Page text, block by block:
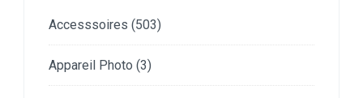
Accesssoires (503)
Appareil Photo (3)